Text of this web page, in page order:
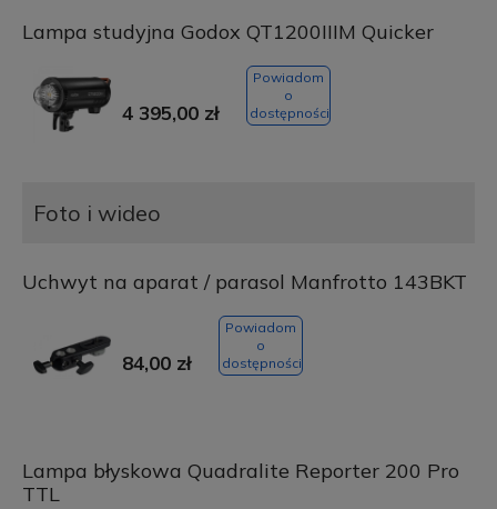
Lampa studyjna Godox QT1200IIIM Quicker
4 395,00 zł
Powiadom
o
dostępności
Foto i wideo
Uchwyt na aparat / parasol Manfrotto 143BKT
84,00 zł
Powiadom
o
dostępności
Lampa błyskowa Quadralite Reporter 200 Pro
TTL